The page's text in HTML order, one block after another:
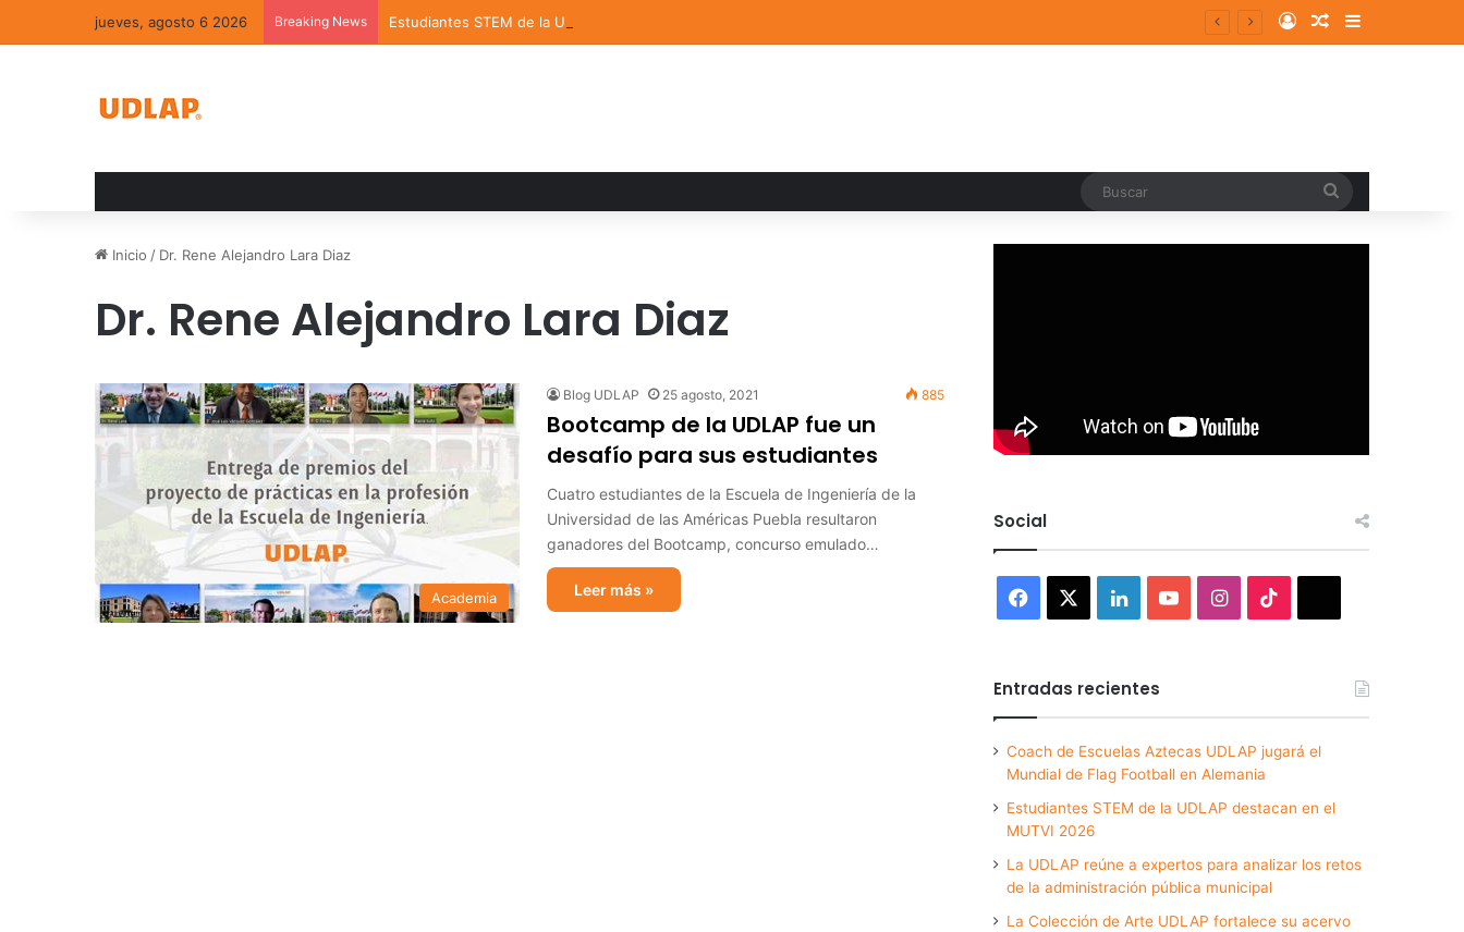
jueves, agosto 6 2026 Breaking News Estudiantes STEM de la UDLAP destacan en el MUTVI 2026 Log InRandom Article
Sidebar
Inicio / Dr. Rene Alejandro Lara Diaz
Dr. Rene Alejandro Lara Diaz
Academia
Blog UDLAP 25 agosto, 2021 885
Bootcamp de la UDLAP fue un
desafío para sus estudiantes
Cuatro estudiantes de la Escuela de Ingeniería de la
Universidad de las Américas Puebla resultaron
ganadores del Bootcamp, concurso emulado…
Leer más »
Social
Facebook LinkedInYouTubeInstagram
Entradas recientes
Coach de Escuelas Aztecas UDLAP jugará el
Mundial de Flag Football en Alemania
Estudiantes STEM de la UDLAP destacan en el
MUTVI 2026
La UDLAP reúne a expertos para analizar los retos
de la administración pública municipal
La Colección de Arte UDLAP fortalece su acervo